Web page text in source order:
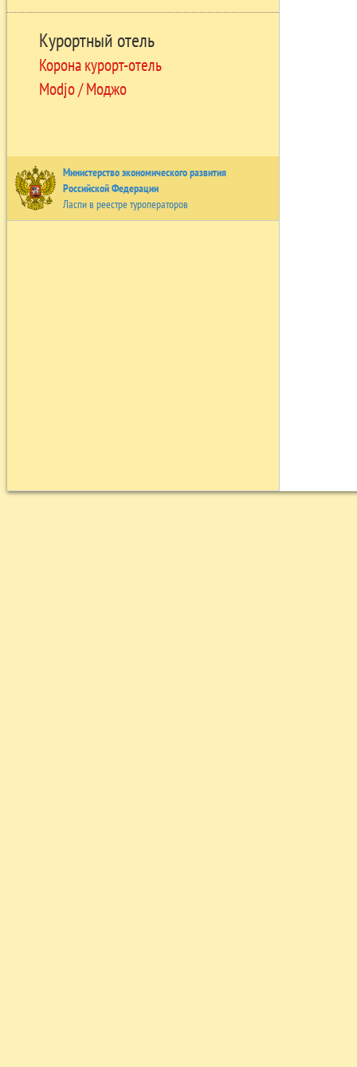
Курортный отель
Корона курорт-отель
Modjo / Моджо
Министерство экономического развития
Российской Федерации
Ласпи в реестре туроператоров